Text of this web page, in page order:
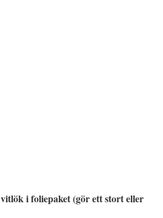
i foliepaket (gör ett stort eller